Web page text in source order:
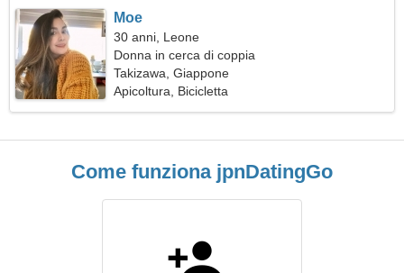
Moe
30 anni, Leone
Donna in cerca di coppia
Takizawa, Giappone
Apicoltura, Bicicletta
Come funziona jpnDatingGo